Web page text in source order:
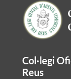
Col·legi
Reus